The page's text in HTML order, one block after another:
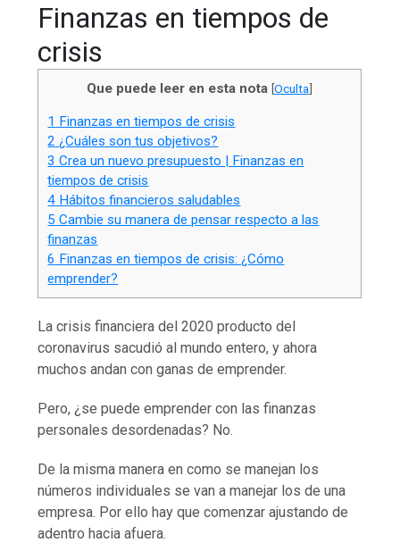
Finanzas en tiempos de
crisis
Que puede leer en esta nota [Oculta]
1 Finanzas en tiempos de crisis
2 ¿Cuáles son tus objetivos?
3 Crea un nuevo presupuesto | Finanzas en
tiempos de crisis
4 Hábitos financieros saludables
5 Cambie su manera de pensar respecto a las
finanzas
6 Finanzas en tiempos de crisis: ¿Cómo
emprender?
La crisis financiera del 2020 producto del
coronavirus sacudió al mundo entero, y ahora
muchos andan con ganas de emprender.
Pero, ¿se puede emprender con las finanzas
personales desordenadas? No.
De la misma manera en como se manejan los
números individuales se van a manejar los de una
empresa. Por ello hay que comenzar ajustando de
adentro hacia afuera.